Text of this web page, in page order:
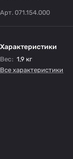
Арт. 071.154.000
Характеристики
Вес: 1,9 кг
Все характеристики